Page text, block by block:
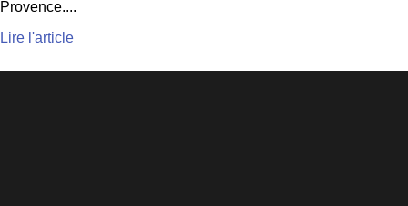
Provence....
Lire l'article